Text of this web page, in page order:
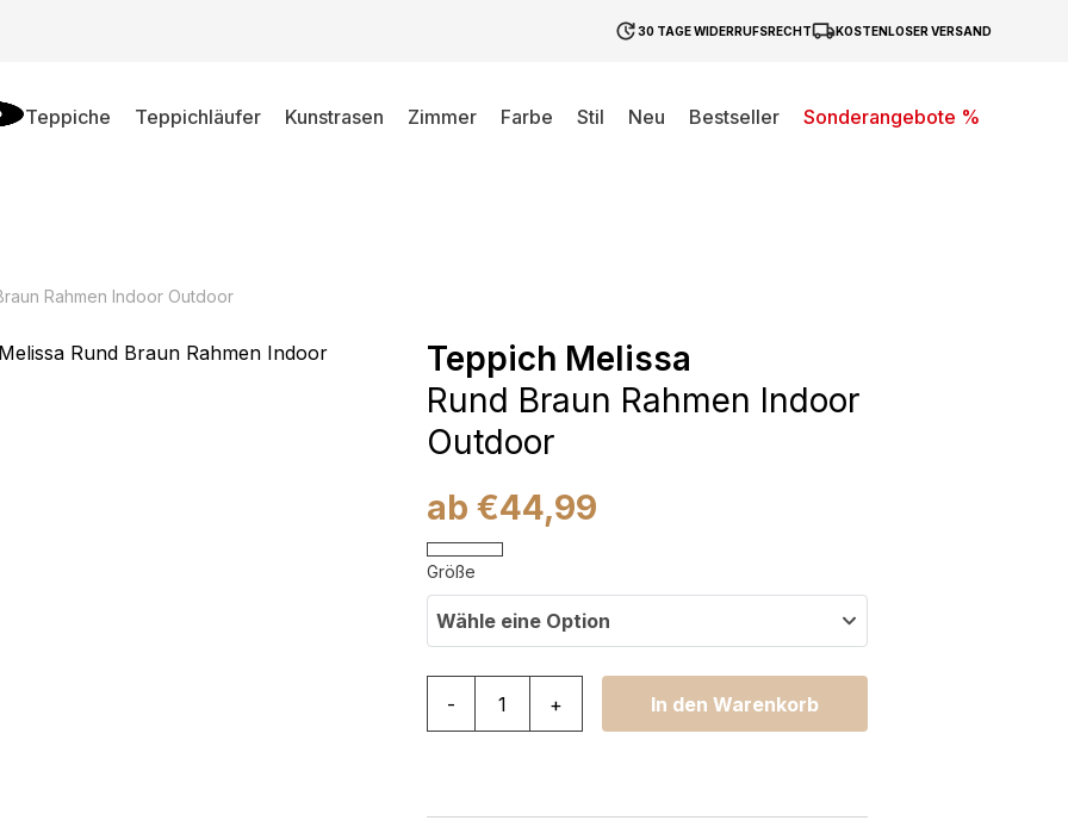
30 TAGE WIDERRUFSRECHT KOSTENLOSER VERSAND
Teppiche Teppichläufer Kunstrasen Zimmer Farbe Stil Neu Bestseller
Sonderangebote %
Rahmen Indoor Outdoor
Teppich Melissa
Rund Braun Rahmen Indoor
Outdoor
ab €44,99
Größe
Wähle eine Option
- + In den Warenkorb